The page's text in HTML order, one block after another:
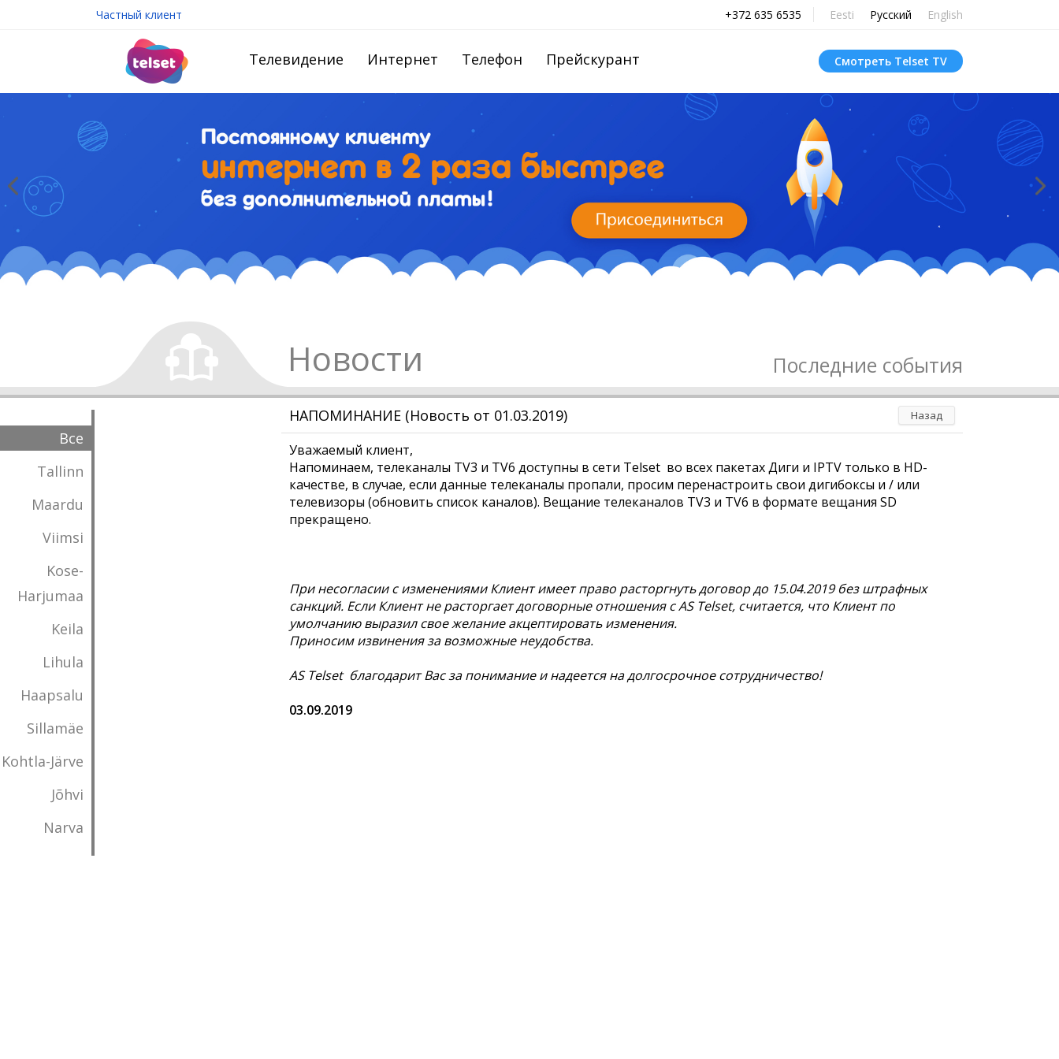
Частный клиент +372 635 6535 Eesti Русский English
Телевидение Интернет Телефон Прейскурант Смотреть Telset TV
Новости Последние события
Все
Tallinn
Maardu
Viimsi
Kose-
Harjumaa
Keila
Lihula
Haapsalu
Sillamäe
Kohtla-Järve
Jõhvi
Narva
НАПОМИНАНИЕ (Новость от 01.03.2019) Назад
Уважаемый клиент,
Напоминаем, телеканалы TV3 и TV6 доступны в сети Telset во всех пакетах Диги и IPTV только в HD-
качестве, в случае, если данные телеканалы пропали, просим перенастроить свои дигибоксы и / или
телевизоры (обновить список каналов). Вещание телеканалов TV3 и TV6 в формате вещания SD
прекращено.
При несогласии с изменениями Клиент имеет право расторгнуть договор до 15.04.2019 без штрафных
санкций. Если Клиент не расторгает договорные отношения с AS Telset, считается, что Клиент по
умолчанию выразил свое желание акцептировать изменения.
Приносим извинения за возможные неудобства.
AS Telset благодарит Вас за понимание и надеется на долгосрочное сотрудничество!
03.09.2019